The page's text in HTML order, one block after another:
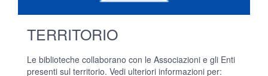
TERRITORIO
Le biblioteche collaborano con le Associazioni e gli Enti
presenti sul territorio. Vedi ulteriori informazioni per: